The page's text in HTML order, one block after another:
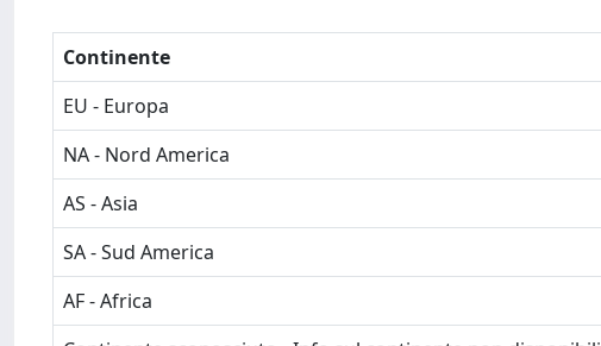
Continente
EU - Europa
NA - Nord America
AS - Asia
SA - Sud America
AF - Africa